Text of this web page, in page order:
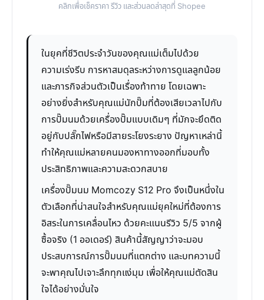
คลิกเพื่อเช็คราคา รีวิว และส่วนลดล่าสุดที่ Shopee
ในยุคที่ชีวิตประจำวันของคุณแม่เต็มไปด้วย
ความเร่งรีบ การหาสมดุลระหว่างการดูแลลูกน้อย
และภารกิจส่วนตัวเป็นเรื่องท้าทาย โดยเฉพาะ
อย่างยิ่งสำหรับคุณแม่นักปั๊มที่ต้องเสียเวลาไปกับ
การปั๊มนมด้วยเครื่องปั๊มแบบเดิมๆ ที่มักจะยึดติด
อยู่กับปลั๊กไฟหรือมีสายระโยงระยาง ปัญหาเหล่านี้
ทำให้คุณแม่หลายคนมองหาทางออกที่มอบทั้ง
ประสิทธิภาพและความสะดวกสบาย
เครื่องปั๊มนม Momcozy S12 Pro จึงเป็นหนึ่งใน
ตัวเลือกที่น่าสนใจสำหรับคุณแม่ยุคใหม่ที่ต้องการ
อิสระในการเคลื่อนไหว ด้วยคะแนนรีวิว 5/5 จากผู้
ซื้อจริง (1 ออเดอร์) สินค้านี้สัญญาว่าจะมอบ
ประสบการณ์การปั๊มนมที่แตกต่าง และบทความนี้
จะพาคุณไปเจาะลึกทุกแง่มุม เพื่อให้คุณแม่ตัดสิน
ใจได้อย่างมั่นใจ